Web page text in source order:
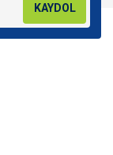
KAYDOL